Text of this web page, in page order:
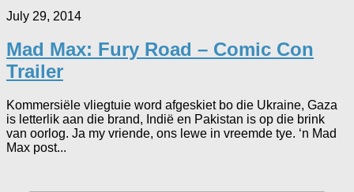
July 29, 2014
Mad Max: Fury Road – Comic Con
Trailer
Kommersiële vliegtuie word afgeskiet bo die Ukraine, Gaza
is letterlik aan die brand, Indië en Pakistan is op die brink
van oorlog. Ja my vriende, ons lewe in vreemde tye. ‘n Mad
Max post...